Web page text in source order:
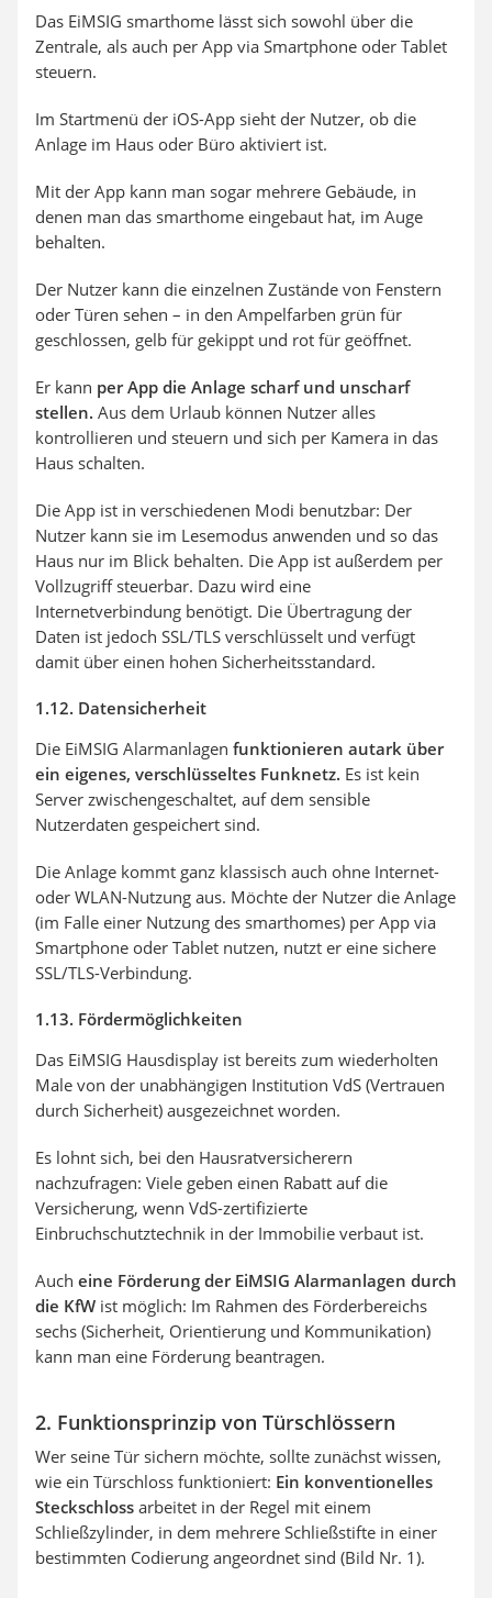
Das EiMSIG smarthome lässt sich sowohl über die
Zentrale, als auch per App via Smartphone oder Tablet
steuern.
Im Startmenü der iOS-App sieht der Nutzer, ob die
Anlage im Haus oder Büro aktiviert ist.
Mit der App kann man sogar mehrere Gebäude, in
denen man das smarthome eingebaut hat, im Auge
behalten.
Der Nutzer kann die einzelnen Zustände von Fenstern
oder Türen sehen – in den Ampelfarben grün für
geschlossen, gelb für gekippt und rot für geöffnet.
Er kann per App die Anlage scharf und unscharf
stellen. Aus dem Urlaub können Nutzer alles
kontrollieren und steuern und sich per Kamera in das
Haus schalten.
Die App ist in verschiedenen Modi benutzbar: Der
Nutzer kann sie im Lesemodus anwenden und so das
Haus nur im Blick behalten. Die App ist außerdem per
Vollzugriff steuerbar. Dazu wird eine
Internetverbindung benötigt. Die Übertragung der
Daten ist jedoch SSL/TLS verschlüsselt und verfügt
damit über einen hohen Sicherheitsstandard.
1.12. Datensicherheit
Die EiMSIG Alarmanlagen funktionieren autark über
ein eigenes, verschlüsseltes Funknetz. Es ist kein
Server zwischengeschaltet, auf dem sensible
Nutzerdaten gespeichert sind.
Die Anlage kommt ganz klassisch auch ohne Internet-
oder WLAN-Nutzung aus. Möchte der Nutzer die Anlage
(im Falle einer Nutzung des smarthomes) per App via
Smartphone oder Tablet nutzen, nutzt er eine sichere
SSL/TLS-Verbindung.
1.13. Fördermöglichkeiten
Das EiMSIG Hausdisplay ist bereits zum wiederholten
Male von der unabhängigen Institution VdS (Vertrauen
durch Sicherheit) ausgezeichnet worden.
Es lohnt sich, bei den Hausratversicherern
nachzufragen: Viele geben einen Rabatt auf die
Versicherung, wenn VdS-zertifizierte
Einbruchschutztechnik in der Immobilie verbaut ist.
Auch eine Förderung der EiMSIG Alarmanlagen durch
die KfW ist möglich: Im Rahmen des Förderbereichs
sechs (Sicherheit, Orientierung und Kommunikation)
kann man eine Förderung beantragen.
2. Funktionsprinzip von Türschlössern
Wer seine Tür sichern möchte, sollte zunächst wissen,
wie ein Türschloss funktioniert: Ein konventionelles
Steckschloss arbeitet in der Regel mit einem
Schließzylinder, in dem mehrere Schließstifte in einer
bestimmten Codierung angeordnet sind (Bild Nr. 1).